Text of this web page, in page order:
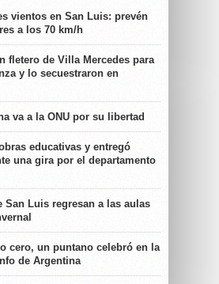
vientos en San Luis: prevén
a los 70 km/h
fletero de Villa Mercedes para
y lo secuestraron en
va a la ONU por su libertad
educativas y entregó
una gira por el departamento
San Luis regresan a las aulas
cero, un puntano celebró en la
de Argentina